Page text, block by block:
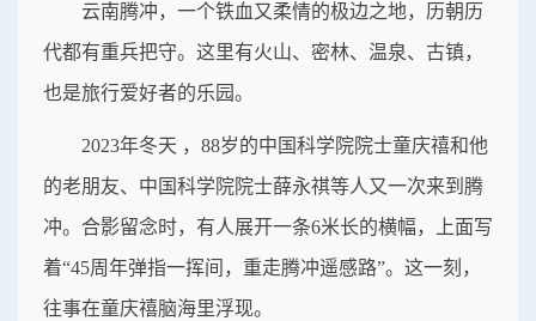
云南腾冲，一个铁血又柔情的极边之地，历朝历
代都有重兵把守。这里有火山、密林、温泉、古镇，
也是旅行爱好者的乐园。
2023年冬天 ，88岁的中国科学院院士童庆禧和他
的老朋友、中国科学院院士薛永祺等人又一次来到腾
冲。合影留念时，有人展开一条6米长的横幅，上面写
着“45周年弹指一挥间，重走腾冲遥感路”。这一刻，
往事在童庆禧脑海里浮现。